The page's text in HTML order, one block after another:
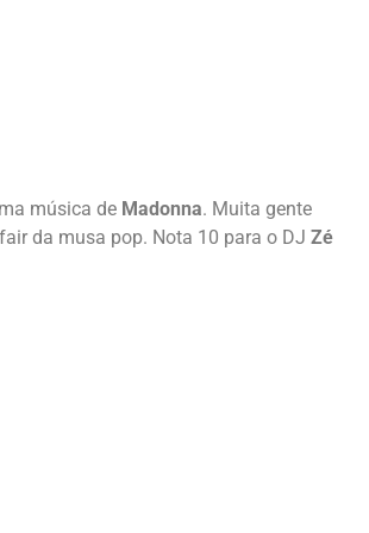
música de Madonna. Muita gente
da musa pop. Nota 10 para o DJ Zé